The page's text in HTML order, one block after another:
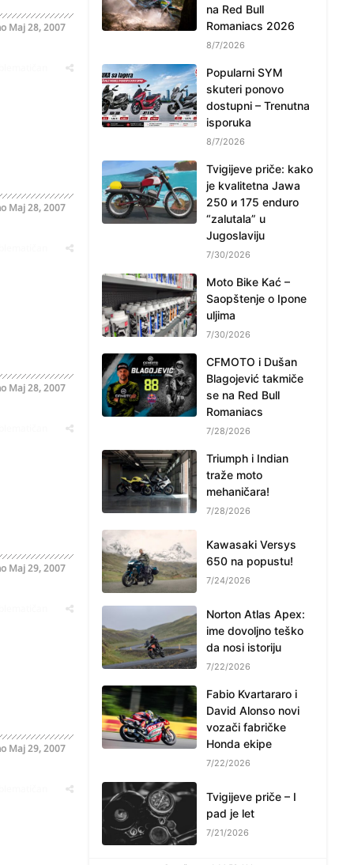
Maj 28, 2007
Maj 28, 2007
Maj 28, 2007
Maj 29, 2007
Maj 29, 2007
na Red Bull
Romaniacs 2026
8/7/2026
Popularni SYM
skuteri ponovo
dostupni – Trenutna
isporuka
8/7/2026
Tvigijeve priče: kako
je kvalitetna Jawa
250 и 175 enduro
“zalutala” u
Jugoslaviju
7/30/2026
Moto Bike Kać –
Saopštenje o Ipone
uljima
7/30/2026
CFMOTO i Dušan
Blagojević takmiče
se na Red Bull
Romaniacs
7/28/2026
Triumph i Indian
traže moto
mehaničara!
7/28/2026
Kawasaki Versys
650 na popustu!
7/24/2026
Norton Atlas Apex:
ime dovoljno teško
da nosi istoriju
7/22/2026
Fabio Kvartararo i
David Alonso novi
vozači fabričke
Honda ekipe
7/22/2026
Tvigijeve priče – I
pad je let
7/21/2026